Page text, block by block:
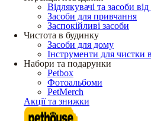
Відлякувачі та засоби
Засоби для привчання
Заспокійливі засоби
Чистота в будинку
Засоби для дому
Інструменти для чистки
Набори та подарунки
Petbox
Фотоальбоми
PetMerch
Акції та знижки